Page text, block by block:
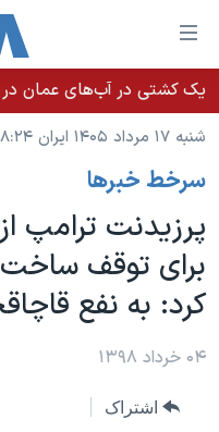
لینکهای
قابل
دسترسی
جهش
محتوای
اصلی
جهش
به
صفحه
جهش
خانه
نسخه سبک وب‌سایت
موضوع ها
ایران
آمریکا
جهان
ورزشی
برنامه های تلویزیونی
جدول برنامه ها
صفحه‌های ویژه
جام جهانی ۲۰۲۶
فرکانس‌های صدای آمریکا
پخش رادیویی
شنبه ۱۷ مرداد ۱۴۰۵ ایران ۱۸:۲۴
سرخط خبرها
پرزیدنت ترامپ
برای توقف ساخت
کرد: به نفع
۰۴ خرداد ۱۳۹۸
اشتراک